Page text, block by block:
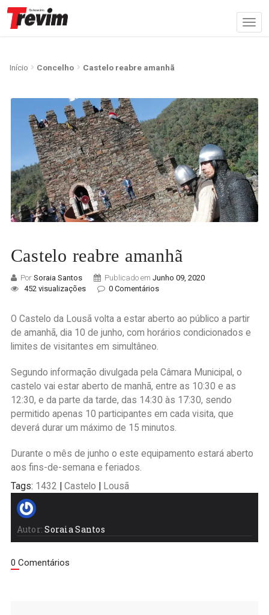
Início Concelho Castelo reabre amanhã
Castelo reabre amanhã
Por Soraia Santos Publicado em Junho 09, 2020
452 visualizações
0 Comentários
O Castelo da Lousã volta a estar aberto ao público a partir
de amanhã, dia 10 de junho, com horários condicionados e
limites de visitantes em simultâneo.
Segundo informação divulgada pela Câmara Municipal, o
castelo vai estar aberto de manhã, entre as 10:30 e as
12:30, e da parte da tarde, das 14:30 às 17:30, sendo
permitido apenas 10 participantes em cada visita, que
deverá durar um máximo de 15 minutos.
Durante o mês de junho o este equipamento estará aberto
aos fins-de-semana e feriados.
Tags: 1432 Castelo Lousã
Autor: Soraia Santos
0 Comentários